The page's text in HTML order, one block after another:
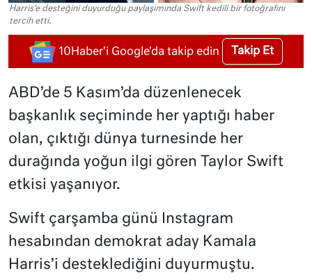
Harris'e desteğini duyurduğu paylaşımında Swift kedili bir fotoğrafını
tercih etti.
10Haber'i Google'da takip edin Takip Et
ABD’de 5 Kasım’da düzenlenecek
başkanlık seçiminde her yaptığı haber
olan, çıktığı dünya turnesinde her
durağında yoğun ilgi gören Taylor Swift
etkisi yaşanıyor.
Swift çarşamba günü Instagram
hesabından demokrat aday Kamala
Harris’i desteklediğini duyurmuştu.